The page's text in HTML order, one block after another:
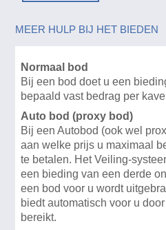
MEER HULP BIJ HET BIEDEN
Normaal bod
Bij een bod doet u een
bepaald vast bedrag per kavel
Auto bod (proxy bod)
Bij een Autobod (ook wel
aan welke prijs u maximaal
te betalen. Het Veiling-
een bieding van een derde
een bod voor u wordt
biedt automatisch voor u
bereikt.